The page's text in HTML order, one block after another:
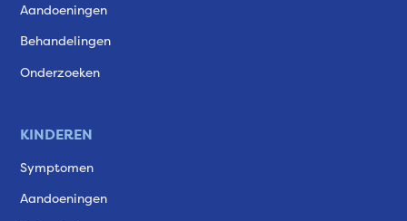
Aandoeningen
Behandelingen
Onderzoeken
KINDEREN
Symptomen
Aandoeningen